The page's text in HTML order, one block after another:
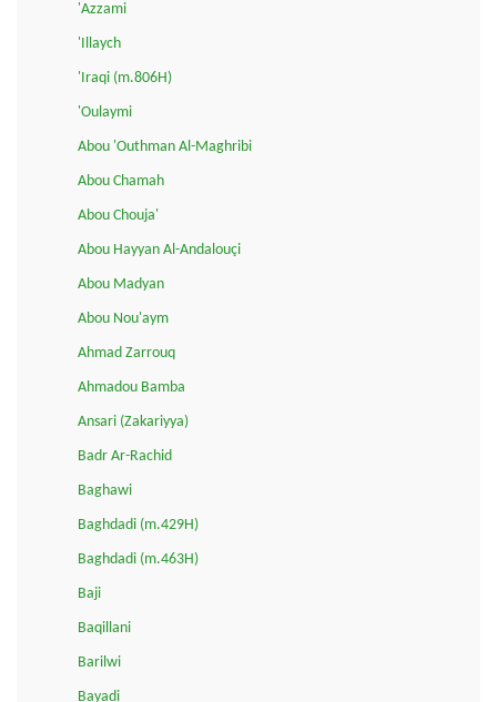
'Azzami
'Illaych
'Iraqi (m.806H)
'Oulaymi
Abou 'Outhman Al-Maghribi
Abou Chamah
Abou Chouja'
Abou Hayyan Al-Andalouçi
Abou Madyan
Abou Nou'aym
Ahmad Zarrouq
Ahmadou Bamba
Ansari (Zakariyya)
Badr Ar-Rachid
Baghawi
Baghdadi (m.429H)
Baghdadi (m.463H)
Baji
Baqillani
Barilwi
Bayadi